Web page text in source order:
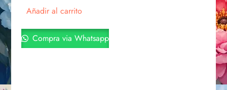
Añadir al carrito
Compra via Whatsapp